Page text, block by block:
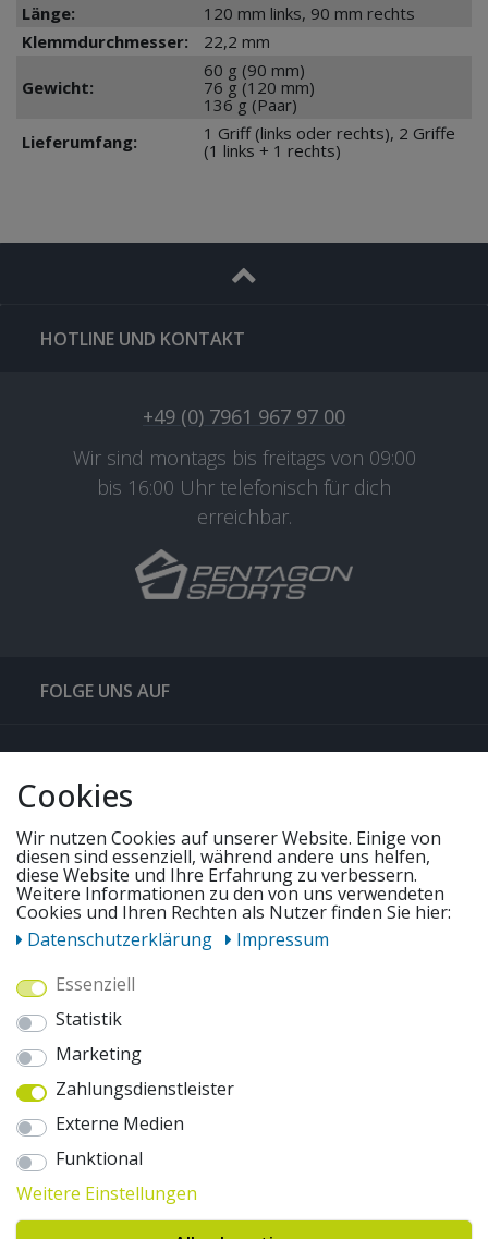
Länge:
120 mm links, 90 mm rechts
Klemmdurchmesser:
22,2 mm
Gewicht:
60 g (90 mm)
76 g (120 mm)
136 g (Paar)
Lieferumfang:
1 Griff (links oder rechts), 2 Griffe
(1 links + 1 rechts)
HOTLINE UND KONTAKT
+49 (0) 7961 967 97 00
Wir sind montags bis freitags von 09:00
bis 16:00 Uhr telefonisch für dich
erreichbar.
FOLGE UNS AUF
QUICKLINKS & TIPPS
UNSERE ANGEBOTE
WIR VERSENDEN MIT
AUSZEICHNUNGEN & SICHERHEIT
© 2026 pentagonsports.de
Pentagon Sports GmbH & Co. KG
Daten­schutz­erklärung
Hinweise zur Batterieentsorgung
Cookies
Wir nutzen Cookies auf unserer Website. Einige von
diesen sind essenziell, während andere uns helfen,
diese Website und Ihre Erfahrung zu verbessern.
Weitere Informationen zu den von uns verwendeten
Cookies und Ihren Rechten als Nutzer finden Sie hier:
Daten­schutz­erklärung
Impressum
Essenziell
Statistik
Marketing
Zahlungsdienstleister
Externe Medien
Funktional
Weitere Einstellungen